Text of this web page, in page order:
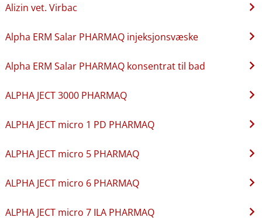
Alizin vet. Virbac
Alpha ERM Salar PHARMAQ injeksjonsvæske
Alpha ERM Salar PHARMAQ konsentrat til bad
ALPHA JECT 3000 PHARMAQ
ALPHA JECT micro 1 PD PHARMAQ
ALPHA JECT micro 5 PHARMAQ
ALPHA JECT micro 6 PHARMAQ
ALPHA JECT micro 7 ILA PHARMAQ